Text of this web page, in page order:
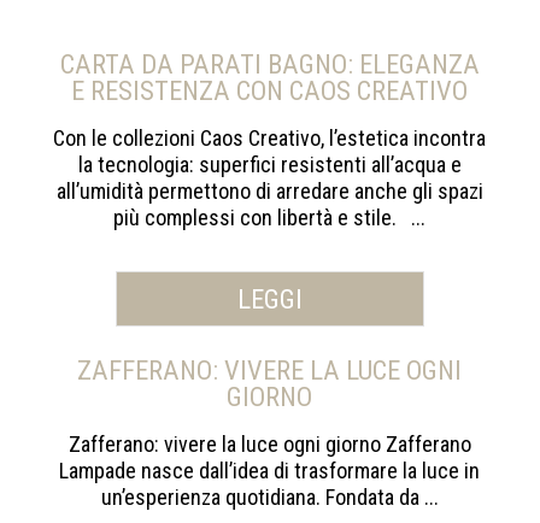
CARTA DA PARATI BAGNO: ELEGANZA
E RESISTENZA CON CAOS CREATIVO
Con le collezioni Caos Creativo, l’estetica incontra
la tecnologia: superfici resistenti all’acqua e
all’umidità permettono di arredare anche gli spazi
più complessi con libertà e stile. ...
LEGGI
ZAFFERANO: VIVERE LA LUCE OGNI
GIORNO
Zafferano: vivere la luce ogni giorno Zafferano
Lampade nasce dall’idea di trasformare la luce in
un’esperienza quotidiana. Fondata da ...